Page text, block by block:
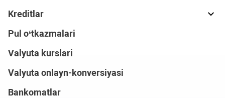
Kreditlar
Pul o‘tkazmalari
Valyuta kurslari
Valyuta onlayn-konversiyasi
Bankomatlar